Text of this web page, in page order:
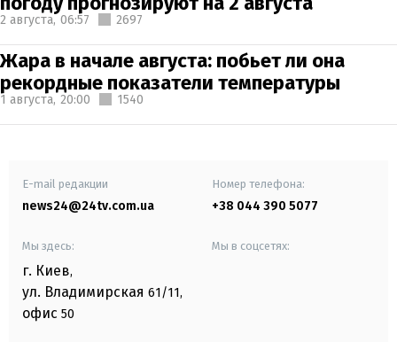
2 августа, 06:57 2697
Жара в начале августа: побьет ли она
рекордные показатели температуры
1 августа, 20:00 1540
E-mail редакции
news24@24tv.com.ua
Номер телефона:
+38 044 390 5077
Мы здесь:
г. Киев,
ул. Владимирская 61/11,
офис 50
Мы в соцсетях: